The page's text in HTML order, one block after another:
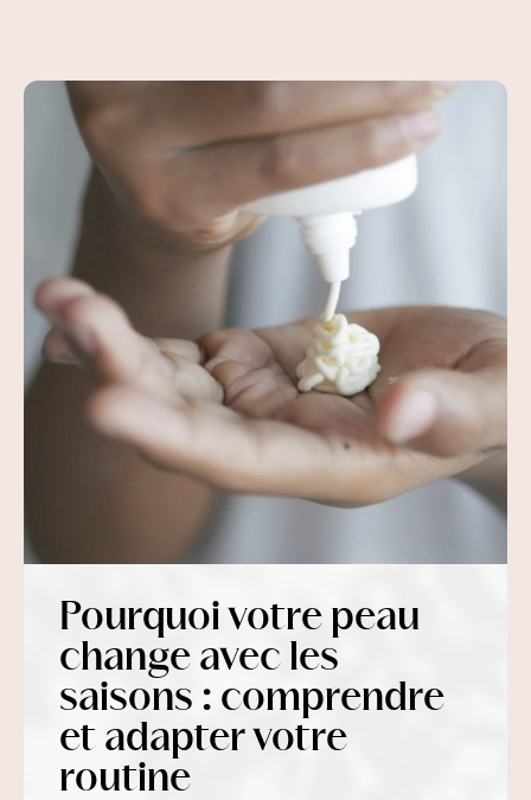
Pourquoi votre peau
change avec les
saisons : comprendre
et adapter votre
routine